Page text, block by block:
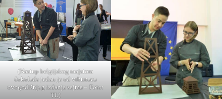
(Nastup belgijskog majstora
čokolade jedan je od vrhunaca
ovogodišnjeg izdanja sajma – Foto:
TL)